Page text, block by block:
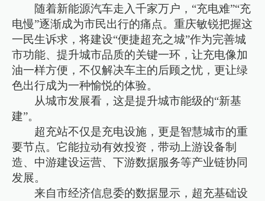
随着新能源汽车走入千家万户，“充电难”“充
电慢”逐渐成为市民出行的痛点。重庆敏锐把握这
一民生诉求，将建设“便捷超充之城”作为完善城
市功能、提升城市品质的关键一环，让充电像加
油一样方便，不仅解决车主的后顾之忧，更让绿
色出行成为一种愉悦的体验。
从城市发展看，这是提升城市能级的“新基
建”。
超充站不仅是充电设施，更是智慧城市的重
要节点。它能拉动有效投资，带动上游设备制
造、中游建设运营、下游数据服务等产业链协同
发展。
来自市经济信息委的数据显示，超充基础设